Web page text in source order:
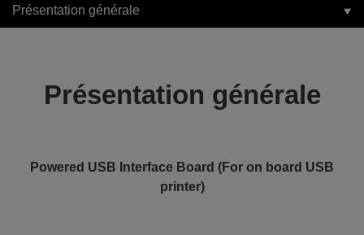
Présentation générale
Présentation générale
Powered USB Interface Board (For on board USB
printer)